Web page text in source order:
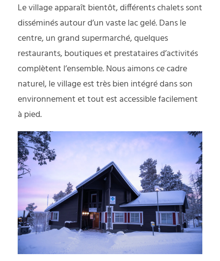
Le village apparaît bientôt, différents chalets sont
disséminés autour d’un vaste lac gelé. Dans le
centre, un grand supermarché, quelques
restaurants, boutiques et prestataires d’activités
complètent l’ensemble. Nous aimons ce cadre
naturel, le village est très bien intégré dans son
environnement et tout est accessible facilement
à pied.